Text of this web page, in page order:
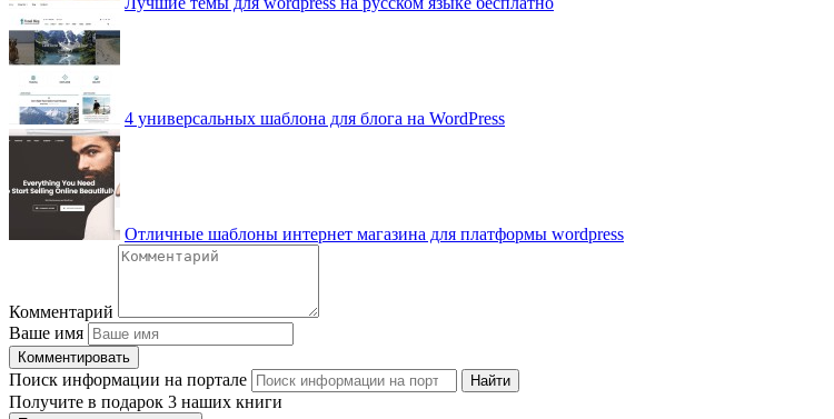
4 универсальных шаблона для блога на WordPress
Отличные шаблоны интернет магазина для платформы wordpress
Комментарий
Ваше имя
Комментировать
Поиск информации на портале Найти
Получите в подарок 3 наших книги